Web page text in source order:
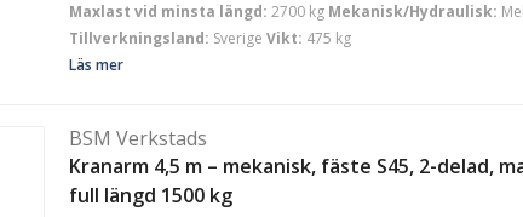
Maxlast vid minsta längd: 2700 kg Mekanisk/Hydraulisk:
Tillverkningsland: Sverige Vikt: 475 kg
Läs mer
BSM Verkstads
Kranarm 4,5 m – mekanisk, fäste S45, 2-delad,
full längd 1500 kg